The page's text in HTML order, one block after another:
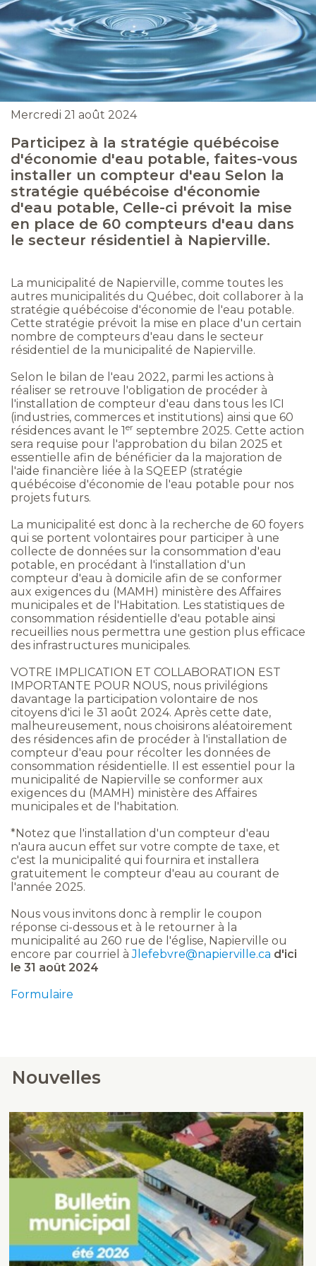
Mercredi 21 août 2024
Participez à la stratégie québécoise
d'économie d'eau potable, faites-vous
installer un compteur d'eau Selon la
stratégie québécoise d'économie
d'eau potable, Celle-ci prévoit la mise
en place de 60 compteurs d'eau dans
le secteur résidentiel à Napierville.
La municipalité de Napierville, comme toutes les
autres municipalités du Québec, doit collaborer à la
stratégie québécoise d'économie de l'eau potable.
Cette stratégie prévoit la mise en place d'un certain
nombre de compteurs d'eau dans le secteur
résidentiel de la municipalité de Napierville.
Selon le bilan de l'eau 2022, parmi les actions à
réaliser se retrouve l'obligation de procéder à
l'installation de compteur d'eau dans tous les ICI
(industries, commerces et institutions) ainsi que 60
résidences avant le 1er septembre 2025. Cette action
sera requise pour l'approbation du bilan 2025 et
essentielle afin de bénéficier da la majoration de
l'aide financière liée à la SQEEP (stratégie
québécoise d'économie de l'eau potable pour nos
projets futurs.
La municipalité est donc à la recherche de 60 foyers
qui se portent volontaires pour participer à une
collecte de données sur la consommation d'eau
potable, en procédant à l'installation d'un
compteur d'eau à domicile afin de se conformer
aux exigences du (MAMH) ministère des Affaires
municipales et de l'Habitation. Les statistiques de
consommation résidentielle d'eau potable ainsi
recueillies nous permettra une gestion plus efficace
des infrastructures municipales.
VOTRE IMPLICATION ET COLLABORATION EST
IMPORTANTE POUR NOUS, nous privilégions
davantage la participation volontaire de nos
citoyens d'ici le 31 août 2024. Après cette date,
malheureusement, nous choisirons aléatoirement
des résidences afin de procéder à l'installation de
compteur d'eau pour récolter les données de
consommation résidentielle. Il est essentiel pour la
municipalité de Napierville se conformer aux
exigences du (MAMH) ministère des Affaires
municipales et de l'habitation.
*Notez que l'installation d'un compteur d'eau
n'aura aucun effet sur votre compte de taxe, et
c'est la municipalité qui fournira et installera
gratuitement le compteur d'eau au courant de
l'année 2025.
Nous vous invitons donc à remplir le coupon
réponse ci-dessous et à le retourner à la
municipalité au 260 rue de l'église, Napierville ou
encore par courriel àJlefebvre@napierville.ca d'ici
le 31 août 2024
Formulaire
Nouvelles